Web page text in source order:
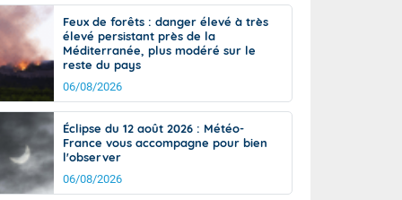
de
Phénomènes dangereux de J+2 à J+7
Avertissement pluies intenses à l'échelle
des communes (Apic)
Bulletins Marine
d'avalanche
Météo des forêts
Vigicrues
Feux de forêts : danger élevé à très
élevé persistant près de la
Méditerranée, plus modéré sur le
reste du pays
06/08/2026
Éclipse du 12 août 2026 : Météo-
France vous accompagne pour bien
l'observer
06/08/2026